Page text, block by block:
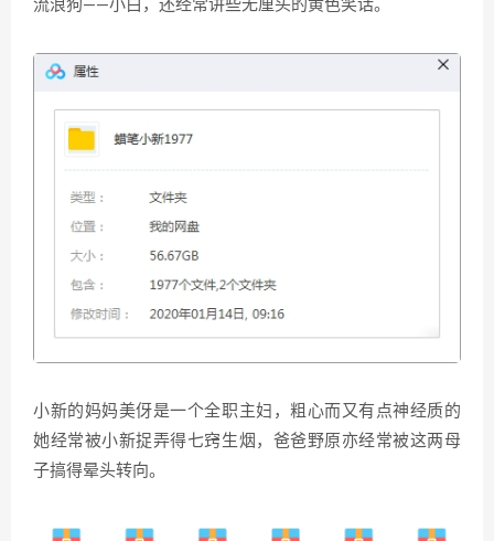
流浪狗——小白，还经常讲些无厘头的黄色笑话。
小新的妈妈美伢是一个全职主妇，粗心而又有点神经质的
她经常被小新捉弄得七窍生烟，爸爸野原亦经常被这两母
子搞得晕头转向。